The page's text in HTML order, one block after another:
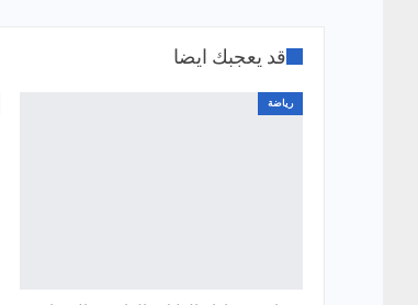
قد يعجبك ايضا
رياضة